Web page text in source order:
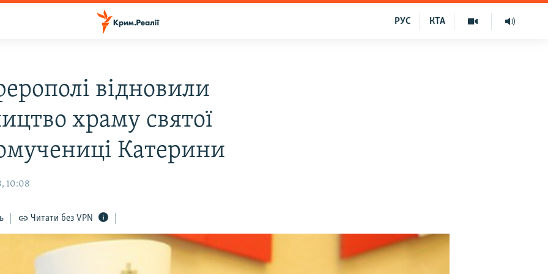
КТА
РУС
відновили
храму святої
Катерини
10:08
Читати без VPN